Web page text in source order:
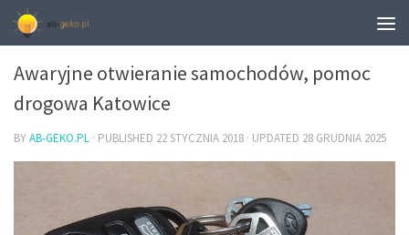
MOTORYZACJA
Awaryjne otwieranie samochodów, pomoc
drogowa Katowice
BYAB-GEKO.PL · PUBLISHED 22 STYCZNIA 2018 · UPDATED 28 GRUDNIA 2025